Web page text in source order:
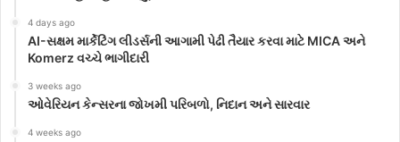
4 days ago
AI-સક્ષમ માર્કેટિંગ લીડર્સની આગામી પેઢી તૈયાર કરવા માટે MICA અને
Komerz વચ્ચે ભાગીદારી
3 weeks ago
ઓવેરિયન કેન્સરના જોખમી પરિબળો, નિદાન અને સારવાર
4 weeks ago